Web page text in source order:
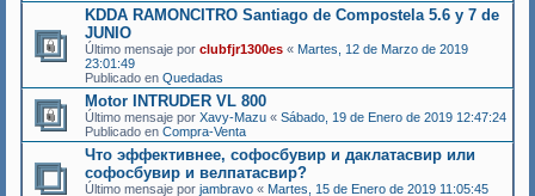
KDDA RAMONCITRO Santiago de Compostela 5.6 y 7 de
JUNIO
Último mensaje por clubfjr1300es « Martes, 12 de Marzo de 2019
23:01:49
Publicado en Quedadas
Motor INTRUDER VL 800
Último mensaje por Xavy-Mazu « Sábado, 19 de Enero de 2019 12:47:24
Publicado en Compra-Venta
Что эффективнее, софосбувир и даклатасвир или
софосбувир и велпатасвир?
Último mensaje por jambravo « Martes, 15 de Enero de 2019 11:05:45